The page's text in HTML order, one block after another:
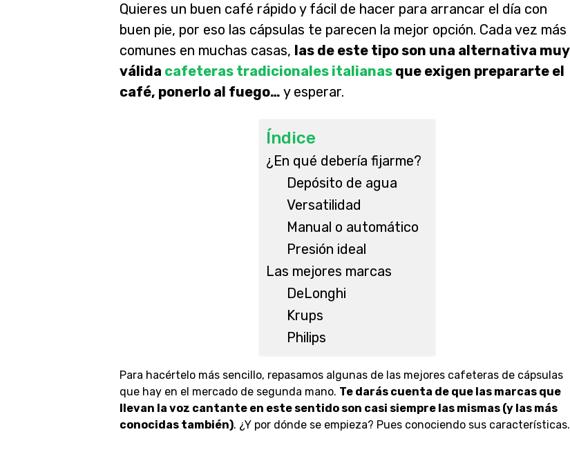
Quieres un buen café rápido y fácil de hacer para arrancar el día con
buen pie, por eso las cápsulas te parecen la mejor opción. Cada vez más
comunes en muchas casas, las de este tipo son una alternativa muy
válida cafeteras tradicionales italianasque exigen prepararte el
café, ponerlo al fuego… y esperar.
Índice
¿En qué debería fijarme?
Depósito de agua
Versatilidad
Manual o automático
Presión ideal
Las mejores marcas
DeLonghi
Krups
Philips
Para hacértelo más sencillo, repasamos algunas de las mejores cafeteras de cápsulas
que hay en el mercado de segunda mano. Te darás cuenta de que las marcas que
llevan la voz cantante en este sentido son casi siempre las mismas (y las más
conocidas también). ¿Y por dónde se empieza? Pues conociendo sus características.